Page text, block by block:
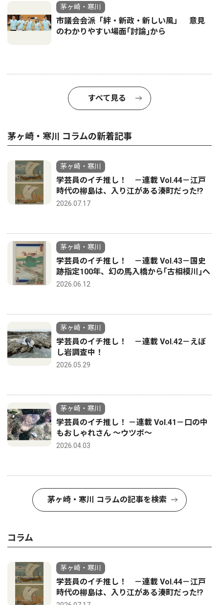
茅ヶ崎・寒川
市議会会派「絆・新政・新しい風」 意見
のわかりやすい場面｢討論｣から
すべて見る
茅ヶ崎・寒川 コラムの新着記事
茅ヶ崎・寒川
学芸員のイチ推し！ －連載 Vol.44－江戸
時代の柳島は、入り江がある湊町だった!?
2026.07.17
茅ヶ崎・寒川
学芸員のイチ推し！ －連載 Vol.43－国史
跡指定100年、幻の馬入橋から｢古相模川｣へ
2026.06.12
茅ヶ崎・寒川
学芸員のイチ推し！ －連載 Vol.42－えぼ
し岩調査中！
2026.05.29
茅ヶ崎・寒川
学芸員のイチ推し！ －連載 Vol.41－口の中
もおしゃれさん ～ウツボ～
2026.04.03
茅ヶ崎・寒川 コラムの記事を検索
コラム
茅ヶ崎・寒川
学芸員のイチ推し！ －連載 Vol.44－江戸
時代の柳島は、入り江がある湊町だった!?